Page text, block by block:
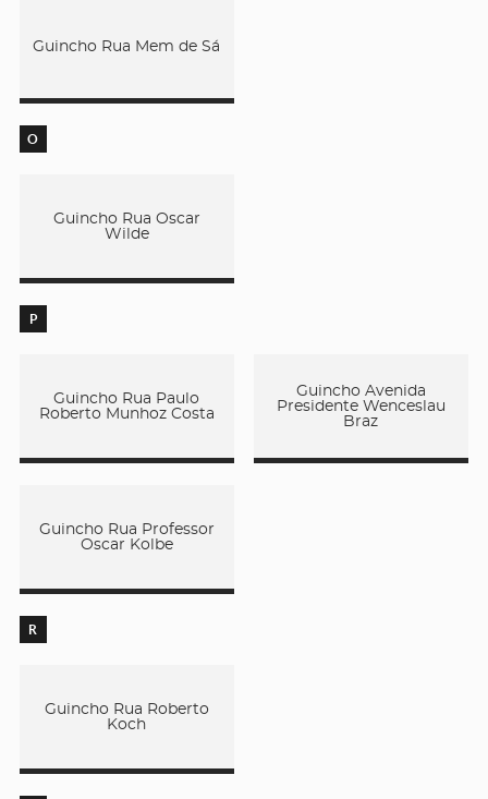
Guincho Rua Mem de Sá
O
Guincho Rua Oscar
Wilde
P
Guincho Rua Paulo
Roberto Munhoz Costa
Guincho Avenida
Presidente Wenceslau
Braz
Guincho Rua Professor
Oscar Kolbe
R
Guincho Rua Roberto
Koch